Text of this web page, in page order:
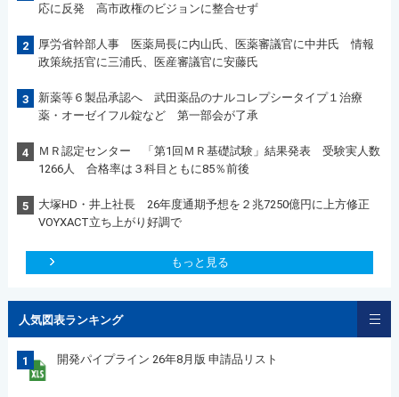
応に反発 高市政権のビジョンに整合せず
2
厚労省幹部人事 医薬局長に内山氏、医薬審議官に中井氏 情報
政策統括官に三浦氏、医産審議官に安藤氏
3
新薬等６製品承認へ 武田薬品のナルコレプシータイプ１治療
薬・オーゼイフル錠など 第一部会が了承
4
ＭＲ認定センター 「第1回ＭＲ基礎試験」結果発表 受験実人数
1266人 合格率は３科目ともに85％前後
5
大塚HD・井上社長 26年度通期予想を２兆7250億円に上方修正
VOYXACT立ち上がり好調で
もっと見る
人気図表ランキング
1 開発パイプライン 26年8月版 申請品リスト